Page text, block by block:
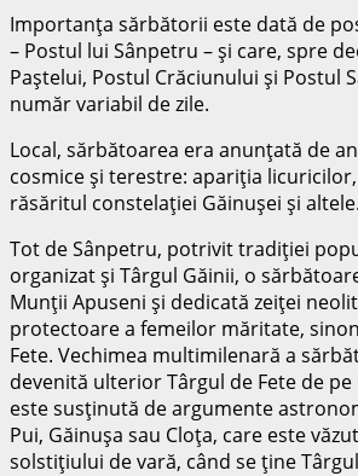
Importanţa sărbătorii este dată de
– Postul lui Sânpetru – şi care, spre
Paştelui, Postul Crăciunului şi Postul
număr variabil de zile.
Local, sărbătoarea era anunţată de
cosmice şi terestre: apariţia
răsăritul constelaţiei Găinuşei şi altele.
Tot de Sânpetru, potrivit tradiţiei
organizat şi Târgul Găinii, o
Munţii Apuseni şi dedicată zeiţei
protectoare a femeilor măritate,
Fete. Vechimea multimilenară a
devenită ulterior Târgul de Fete de pe
este susţinută de argumente
Pui, Găinuşa sau Cloţa, care este
solstiţiului de vară, când se ţine